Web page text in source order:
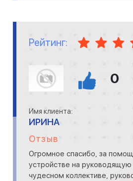
Рейтинг:
0
Имя клиента:
ИРИНА
Отзыв
Огромное спасибо, за
устройстве на
чудесном коллективе,